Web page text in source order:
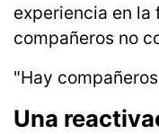
experiencia en la
compañeros no
"Hay
Una